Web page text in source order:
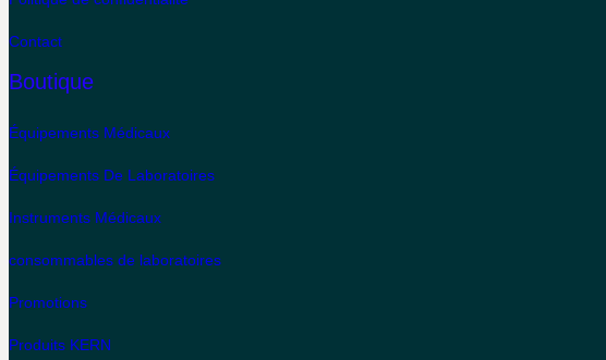
Contact
Boutique
Équipements Médicaux
Équipements De Laboratoires
Instruments Médicaux
consommables de laboratoires
Promotions
Produits KERN